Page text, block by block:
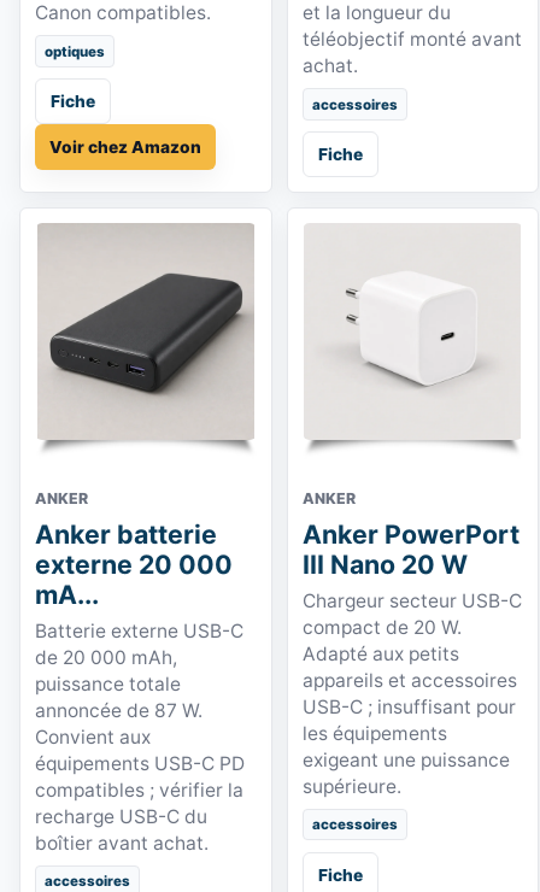
Canon compatibles.
optiques
Fiche
Voir chez Amazon
et la longueur du
téléobjectif monté avant
achat.
accessoires
Fiche
ANKER
Anker batterie
externe 20 000
mA...
Batterie externe USB-C
de 20 000 mAh,
puissance totale
annoncée de 87 W.
Convient aux
équipements USB-C PD
compatibles ; vérifier la
recharge USB-C du
boîtier avant achat.
accessoires
ANKER
Anker PowerPort
III Nano 20 W
Chargeur secteur USB-C
compact de 20 W.
Adapté aux petits
appareils et accessoires
USB-C ; insuffisant pour
les équipements
exigeant une puissance
supérieure.
accessoires
Fiche